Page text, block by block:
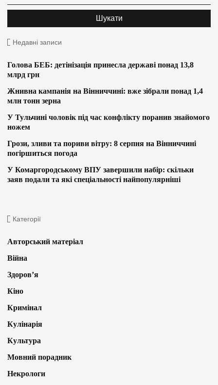
Недавні записи
Голова БЕБ: детінізація принесла державі понад 13,8
млрд грн
Жнивна кампанія на Вінниччині: вже зібрали понад 1,4
млн тонн зерна
У Тульчині чоловік під час конфлікту поранив знайомого
ножем
Грози, зливи та пориви вітру: 8 серпня на Вінниччині
погіршиться погода
У Комаргородському ВПУ завершили набір: скільки
заяв подали та які спеціальності найпопулярніші
Категорії
Авторський матеріал
Війна
Здоров’я
Кіно
Кримінал
Кулінарія
Культура
Мовний порадник
Некрологи